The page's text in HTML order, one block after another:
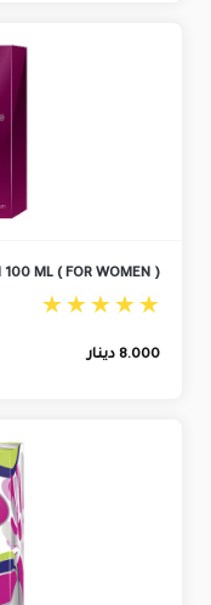
100 ML ( FOR WOMEN )
8.000 دينار